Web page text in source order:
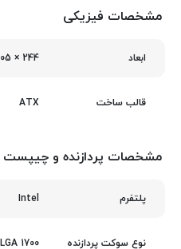
مشخصات فیزیکی
ابعاد 244 × 305 میلی‌ متر
قالب ساخت ATX
مشخصات پردازنده و چیپست
پلتفرم Intel
نوع سوکت پردازنده 1700